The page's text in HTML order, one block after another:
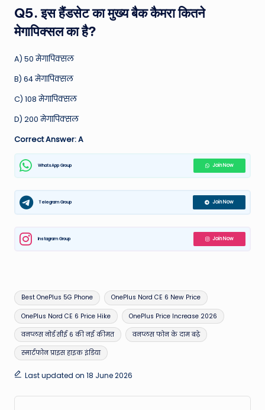
Q5. इस हैंडसेट का मुख्य बैक कैमरा कितने
मेगापिक्सल का है?
A) 50 मेगापिक्सल
B) 64 मेगापिक्सल
C) 108 मेगापिक्सल
D) 200 मेगापिक्सल
Correct Answer: A
WhatsApp Group Join Now
Telegram Group Join Now
Instagram Group Join Now
Tags:
Best OnePlus 5G Phone OnePlus Nord CE 6 New Price
OnePlus Nord CE 6 Price Hike OnePlus Price Increase 2026
वनप्लस नोर्ड सीई 6 की नई कीमत वनप्लस फोन के दाम बढ़े
स्मार्टफोन प्राइस हाइक इंडिया
Last updated on 18 June 2026